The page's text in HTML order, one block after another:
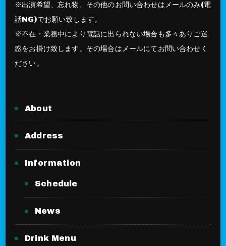
※出演希望、忘れ物、その他のお問い合わせはメールのみ(電
話NG)でお願い致します。
※不在・業務中により電話に出られない場合も多々ありご迷
惑をお掛け致します。その場合はメールにてお問い合わせく
ださい。
About
Address
Information
Schedule
News
Drink Menu